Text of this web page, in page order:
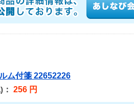
ム付箋 22652226
： 256 円